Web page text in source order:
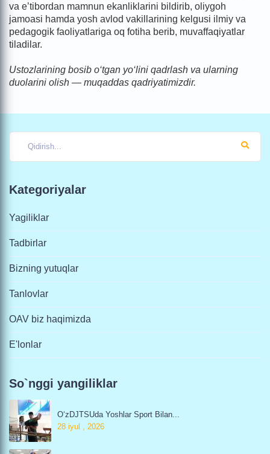
va e’tibordan mamnun ekanliklarini bildirib, oliygoh
jamoasi hamda yosh avlod vakillarining kelgusi ilmiy va
pedagogik faoliyatlariga oq fotiha berib, muvaffaqiyatlar
tiladilar.
Ustozlarining bosib o‘tgan yo‘lini qadrlash va ularning
duolarini olish — muqaddas qadriyatimizdir.
Kategoriyalar
Yagiliklar
Tadbirlar
Bizning yutuqlar
Tanlovlar
OAV biz haqimizda
E'lonlar
So`nggi yangiliklar
O‘zDJTSUda Yoshlar Sport Bilan...
28 iyul , 2026